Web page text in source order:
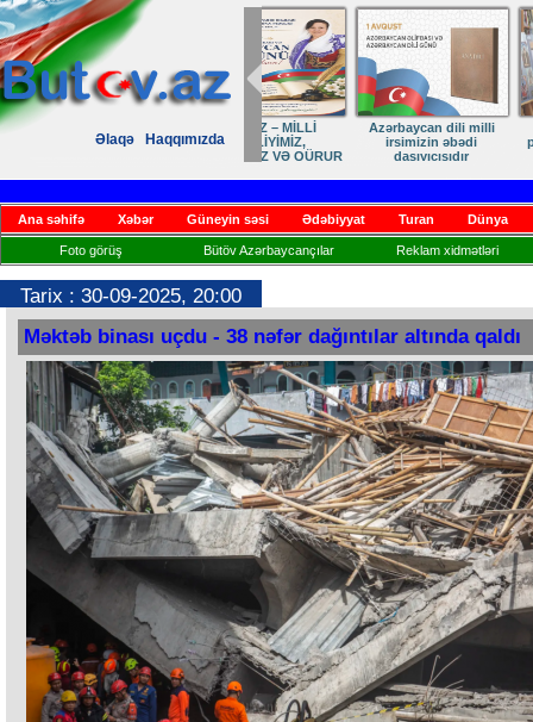
Əlaqə Haqqımızda
Zəfərdən Qayıdışa –
Həsrətin Sonu Yaxındır
ANA DİLİMİZ
Ana səhifə Xəbər Güneyin səsi Ədəbiyyat Turan Dünya
Foto görüş Bütöv Azərbaycançılar Reklam xidmətləri
Tarix : 30-09-2025, 20:00
Məktəb binası uçdu - 38 nəfər dağıntılar altında qaldı